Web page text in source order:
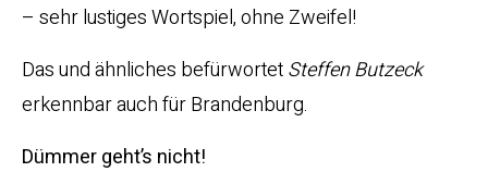
– sehr lustiges Wortspiel, ohne Zweifel!
Das und ähnliches befürwortetSteffen Butzeck
erkennbar auch für Brandenburg.
Dümmer geht’s nicht!